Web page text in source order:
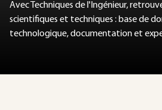
Avec Techniques de l'Ingénieur,
scientifiques et techniques : base de
technologique, documentation et